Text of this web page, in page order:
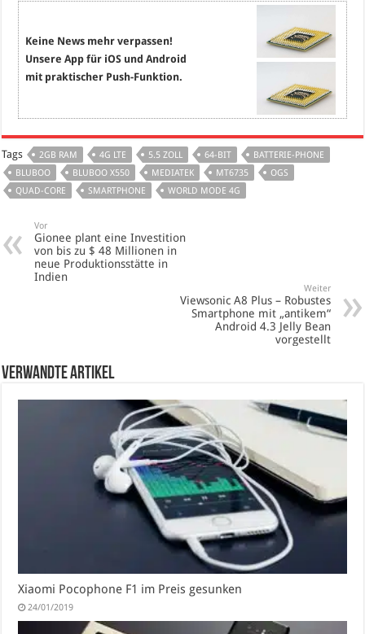
Keine News mehr verpassen!
Unsere App für iOS und Android
mit praktischer Push-Funktion.
Tags 2GB RAM 4G LTE 5.5 ZOLL 64-BIT
BATTERIE-PHONE
BLUBOO
BLUBOO X550 MEDIATEK MT6735
OGS
QUAD-CORE
SMARTPHONE WORLD MODE 4G
Vor
Gionee plant eine Investition
von bis zu $ 48 Millionen in
neue Produktionsstätte in
Indien
Weiter
Viewsonic A8 Plus – Robustes
Smartphone mit „antikem“
Android 4.3 Jelly Bean
vorgestellt
verwandte Artikel
Xiaomi Pocophone F1 im Preis gesunken
24/01/2019